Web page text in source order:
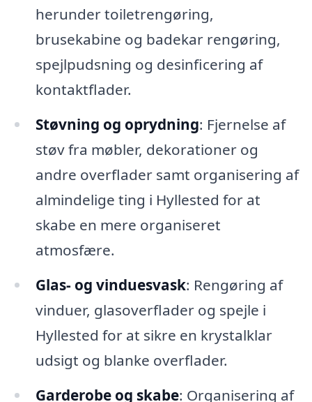
herunder toiletrengøring,
brusekabine og badekar rengøring,
spejlpudsning og desinficering af
kontaktflader.
Støvning og oprydning: Fjernelse af
støv fra møbler, dekorationer og
andre overflader samt organisering af
almindelige ting i Hyllested for at
skabe en mere organiseret
atmosfære.
Glas- og vinduesvask: Rengøring af
vinduer, glasoverflader og spejle i
Hyllested for at sikre en krystalklar
udsigt og blanke overflader.
Garderobe og skabe: Organisering af